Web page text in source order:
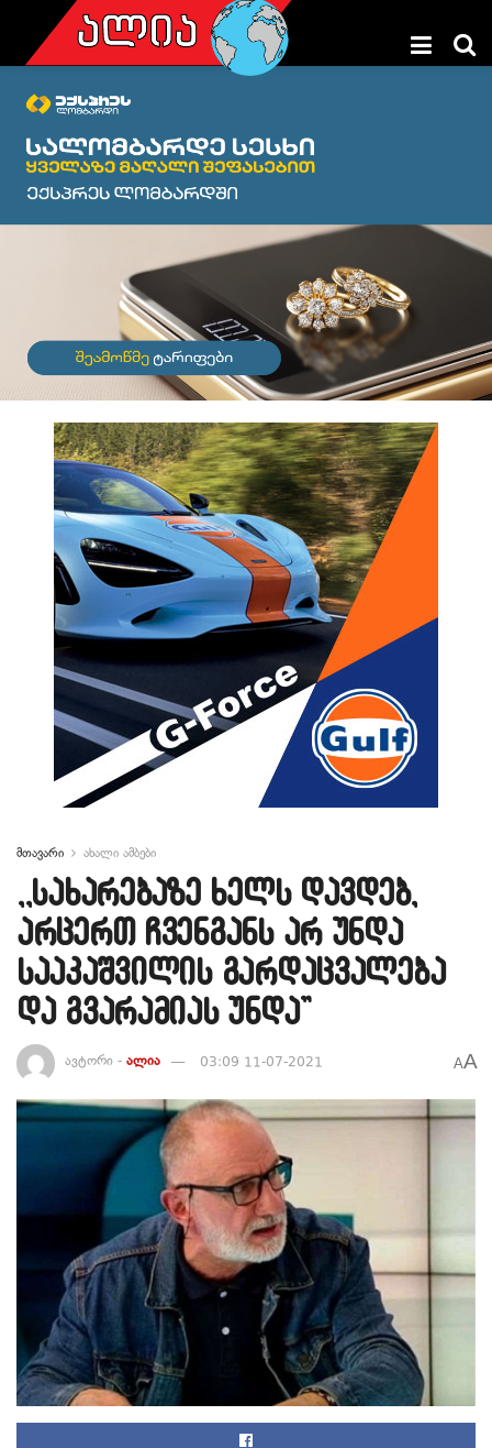
მთავარი ახალი ამბები
,,სახარებაზე ხელს დავდებ,
არცერთ ჩვენგანს არ უნდა
სააკაშვილის გარდაცვალება
და გვარამიას უნდა”
ავტორი - ალია 03:09 11-07-2021 AA